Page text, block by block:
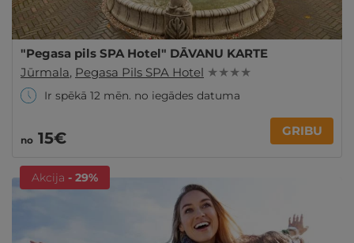
"Pegasa pils SPA Hotel" DĀVANU KARTE
Jūrmala, Pegasa Pils SPA Hotel ★ ★ ★ ★
Ir spēkā 12 mēn. no iegādes datuma
no 15€ GRIBU
Akcija - 29%